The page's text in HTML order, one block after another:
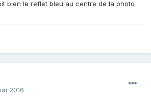
bien le reflet bleu au centre de la photo
2016